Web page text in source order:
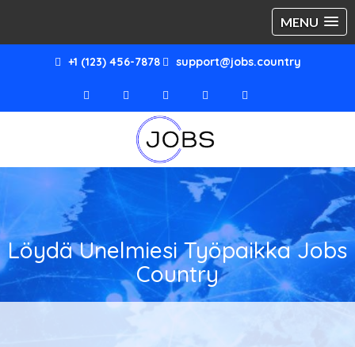
MENU
+1 (123) 456-7878 support@jobs.country
Löydä Unelmiesi Työpaikka Jobs
Country
Valitse seuraavista 0 Avoimet